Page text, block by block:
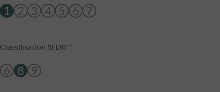
1 2 3 4 5 6 7
Classification SFDR**
6 8 9